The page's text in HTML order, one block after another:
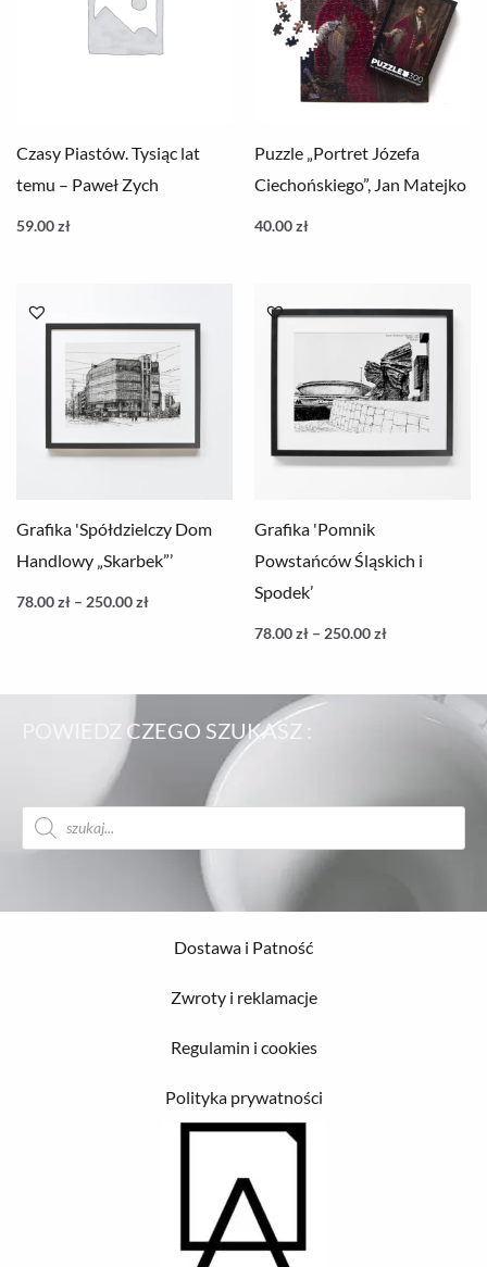
Czasy Piastów. Tysiąc lat
temu – Paweł Zych
59.00zł
Puzzle „Portret Józefa
Ciechońskiego”, Jan Matejko
40.00zł
Grafika 'Spółdzielczy Dom
Handlowy „Skarbek”’
78.00zł – 250.00zł
od
78.00 zł
do
250.00 zł
Grafika 'Pomnik
Powstańców Śląskich i
Spodek’
78.00zł – 250.00zł
cen:
od
78.00 zł
do
250.00 zł
POWIEDZ CZEGO SZUKASZ :
Wyszukiwarka
produktów
Dostawa i Patność
Zwroty i reklamacje
Regulamin i cookies
Polityka prywatności